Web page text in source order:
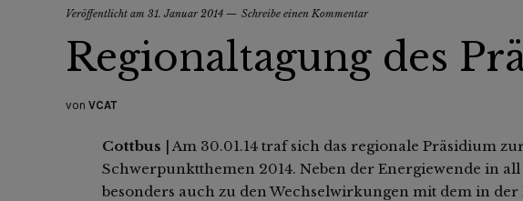
Veröffentlicht am 31. Januar 2014 Schreibe einen Kommentar
Regionaltagung des
von VCAT
Cottbus | Am 30.01.14 traf sich das regionale Präsidium
Schwerpunktthemen 2014. Neben der Energiewende in
besonders auch zu den Wechselwirkungen mit dem in der